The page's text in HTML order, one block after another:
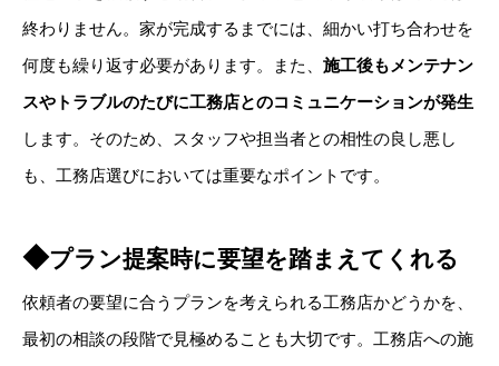
終わりません。家が完成するまでには、細かい打ち合わせを
何度も繰り返す必要があります。また、 施工後もメンテナン
スやトラブルのたびに工務店とのコミュニケーションが発生
します。そのため、スタッフや担当者との相性の良し悪し
も、工務店選びにおいては重要なポイントです。
◆プラン提案時に要望を踏まえてくれる
依頼者の要望に合うプランを考えられる工務店かどうかを、
最初の相談の段階で見極めることも大切です。工務店への施